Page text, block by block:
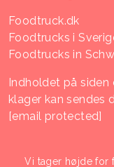
Foodtruck.dk
Foodtrucks i
Foodtrucks in
Indholdet på siden
klager kan sendes
[email protected]
Vi tager højde for